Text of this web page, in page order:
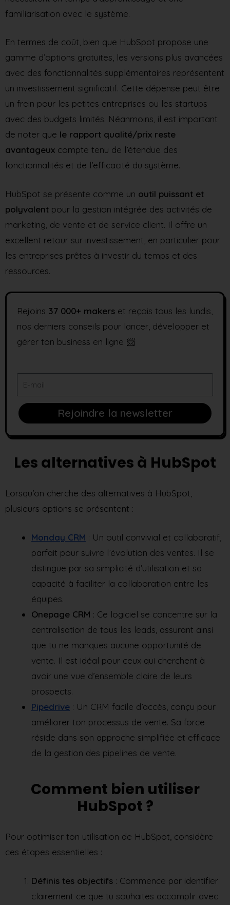
familiarisation avec le système.
En termes de coût, bien que HubSpot propose une
gamme d’options gratuites, les versions plus avancées
avec des fonctionnalités supplémentaires représentent
un investissement significatif. Cette dépense peut être
un frein pour les petites entreprises ou les startups
avec des budgets limités. Néanmoins, il est important
de noter que le rapport qualité/prix reste
avantageux compte tenu de l’étendue des
fonctionnalités et de l’efficacité du système.
HubSpot se présente comme un outil puissant et
polyvalent pour la gestion intégrée des activités de
marketing, de vente et de service client. Il offre un
excellent retour sur investissement, en particulier pour
les entreprises prêtes à investir du temps et des
ressources.
Rejoins 37 000+ makers et reçois tous les lundis,
nos derniers conseils pour lancer, développer et
gérer ton business en ligne 📨
E-
mail
Rejoindre la newsletter
Les alternatives à HubSpot
Lorsqu’on cherche des alternatives à HubSpot,
plusieurs options se présentent :
Monday CRM : Un outil convivial et collaboratif,
parfait pour suivre l’évolution des ventes. Il se
distingue par sa simplicité d’utilisation et sa
capacité à faciliter la collaboration entre les
équipes.
Onepage CRM : Ce logiciel se concentre sur la
centralisation de tous les leads, assurant ainsi
que tu ne manques aucune opportunité de
vente. Il est idéal pour ceux qui cherchent à
avoir une vue d’ensemble claire de leurs
prospects.
Pipedrive : Un CRM facile d’accès, conçu pour
améliorer ton processus de vente. Sa force
réside dans son approche simplifiée et efficace
de la gestion des pipelines de vente.
Comment bien utiliser
HubSpot ?
Pour optimiser ton utilisation de HubSpot, considère
ces étapes essentielles :
Définis tes objectifs : Commence par identifier
clairement ce que tu souhaites accomplir avec